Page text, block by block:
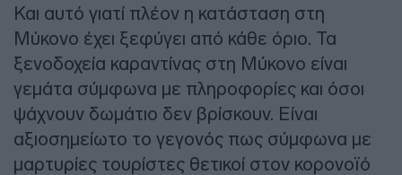
Και αυτό γιατί πλέον η κατάσταση στη
Μύκονο έχει ξεφύγει από κάθε όριο. Τα
ξενοδοχεία καραντίνας στη Μύκονο είναι
γεμάτα σύμφωνα με πληροφορίες και όσοι
ψάχνουν δωμάτιο δεν βρίσκουν. Είναι
αξιοσημείωτο το γεγονός πως σύμφωνα με
μαρτυρίες τουρίστες θετικοί στον κορονοϊό